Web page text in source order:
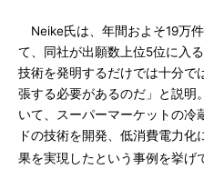
Neike氏は、年間およそ19万
て、同社が出願数上位5位に入
技術を発明するだけでは十分で
張する必要があるのだ」と説明
いて、スーパーマーケットの冷
ドの技術を開発、低消費電力
果を実現したという事例を挙げ